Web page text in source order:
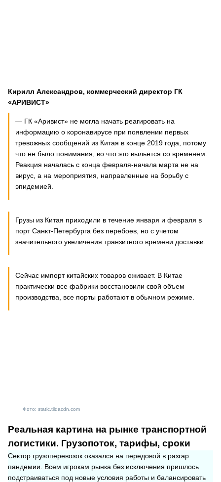
Кирилл Александров, коммерческий директор ГК
«АРИВИСТ»
— ГК «Аривист» не могла начать реагировать на
информацию о коронавирусе при появлении первых
тревожных сообщений из Китая в конце 2019 года, потому
что не было понимания, во что это выльется со временем.
Реакция началась с конца февраля-начала марта не на
вирус, а на мероприятия, направленные на борьбу с
эпидемией.
Грузы из Китая приходили в течение января и февраля в
порт Санкт-Петербурга без перебоев, но с учетом
значительного увеличения транзитного времени доставки.
Сейчас импорт китайских товаров оживает. В Китае
практически все фабрики восстановили свой объем
производства, все порты работают в обычном режиме.
Фото: static.tildacdn.com
Реальная картина на рынке транспортной
логистики. Грузопоток, тарифы, сроки
Сектор грузоперевозок оказался на передовой в разгар
пандемии. Всем игрокам рынка без исключения пришлось
подстраиваться под новые условия работы и балансировать